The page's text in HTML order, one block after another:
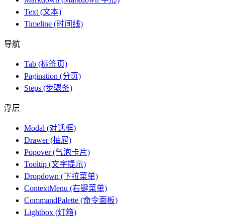
Text (文本)
Timeline (时间线)
导航
Tab (标签页)
Pagination (分页)
Steps (步骤条)
浮层
Modal (对话框)
Drawer (抽屉)
Popover (气泡卡片)
Tooltip (文字提示)
Dropdown (下拉菜单)
ContextMenu (右键菜单)
CommandPalette (命令面板)
Lightbox (灯箱)